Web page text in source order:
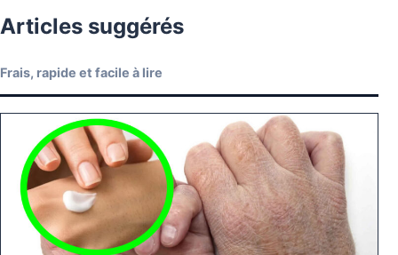
Articles suggérés
Frais, rapide et facile à lire